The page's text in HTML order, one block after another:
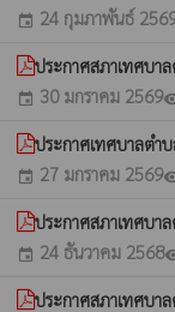
event 24 กุมภาพันธ์
ประกาศสภาเทศบา
event 30 มกราคม 2569
ประกาศเทศบาลตำ
event 27 มกราคม 2569
ประกาศสภาเทศบา
event 24 ธันวาคม 2568
ประกาศสภาเทศบา